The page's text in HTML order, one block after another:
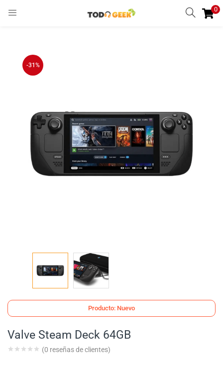
0
-31%
Producto: Nuevo
Valve Steam Deck 64GB
(0 reseñas de clientes)
REGISTRARSE
Remember me
Ingresar
Lost password?